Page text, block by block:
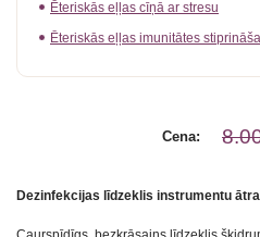
Ēteriskās eļļas cīņā ar stresu
Ēteriskās eļļas imunitātes
Cena:
Dezinfekcijas līdzeklis instrumentu